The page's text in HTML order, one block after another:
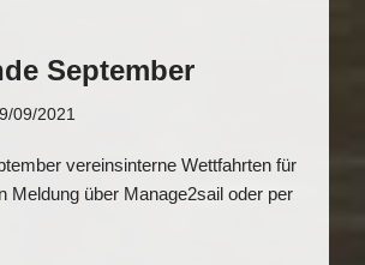
September
09/2021
vereinsinterne Wettfahrten für
Meldung über Manage2sail oder per